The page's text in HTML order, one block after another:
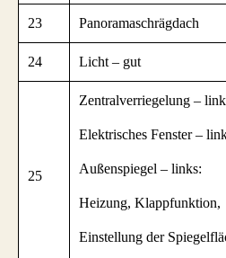
23 Panoramaschrägdach
24 Licht – gut
25
Zentralverriegelung –
Elektrisches Fenster –
Außenspiegel – links:
Heizung, Klappfunktion,
Einstellung der